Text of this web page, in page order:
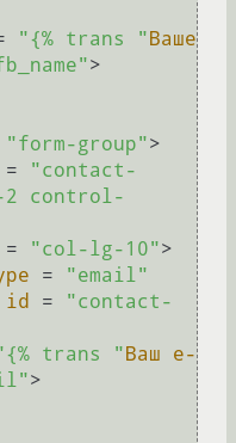
=
"{% trans " Ваше
>
"form-group">
=
"contact-
control-
= "col-lg-10">
=
"email"
id =
"contact-
trans " Ваш
e-
>